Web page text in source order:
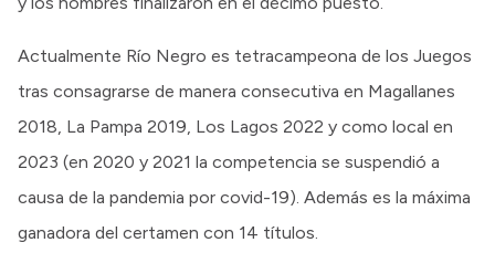
Actualmente Río Negro es tetracampeona de los Juegos
tras consagrarse de manera consecutiva en Magallanes
2018, La Pampa 2019, Los Lagos 2022 y como local en
2023 (en 2020 y 2021 la competencia se suspendió a
causa de la pandemia por covid-19). Además es la máxima
ganadora del certamen con 14 títulos.